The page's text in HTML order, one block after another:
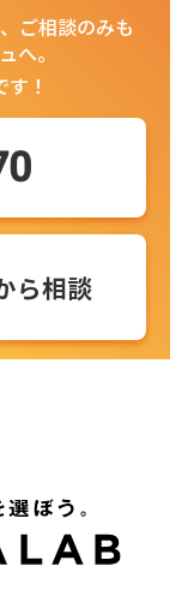
ご相談のみも
へ。
す！
ら相談